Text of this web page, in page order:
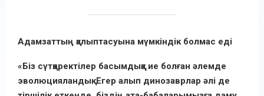
Адамзаттың қалыптасуына мүмкіндік болмас еді
«Біз сүтқоректілер басымдыққа ие болған әлемде
эволюцияландық. Егер алып динозаврлар әлі де